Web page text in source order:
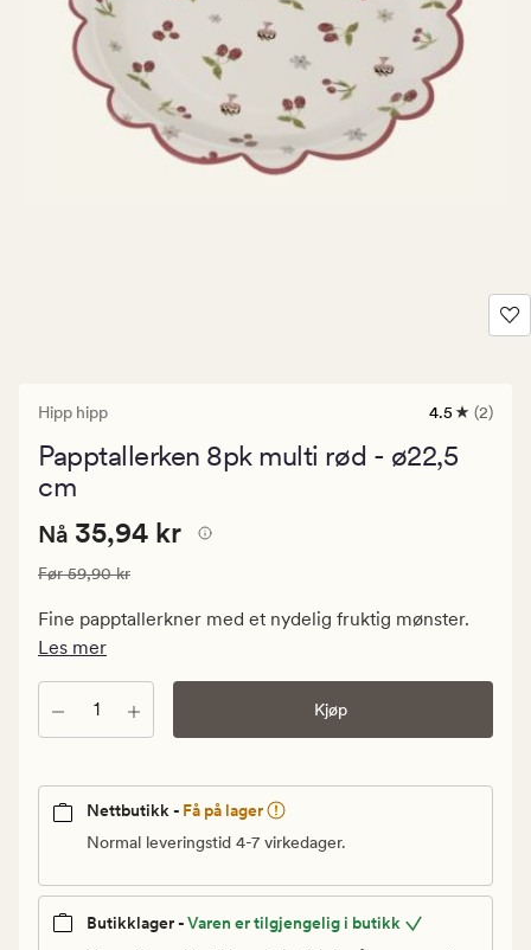
Hipp hipp
2
med
en
4.5 (2)
Papptallerken 8pk multi rød - ø22,5
cm
Pris
kr.
Vanlig
pris
Nåværende pris
Nå 35,94 kr
Vanlig pris 59,90 kr
Før59,90 kr
Fine papptallerkner med et nydelig fruktig mønster.
Les mer
Antall Kjøp
Nettbutikk - Få på lager
Normal leveringstid 4-7 virkedager.
Butikklager -Varen er tilgjengelig i butikk